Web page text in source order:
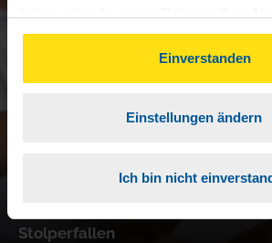
gesammelt haben. Indem Sie auf
können Sie der Verwendung von
unserer
Einverstanden
Einstellungen ändern
Ich bin nicht
Stolperfallen